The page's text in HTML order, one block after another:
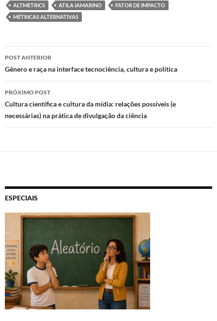
d
n
b
o
k
s
p
p
ALTMETRICS ATILA IAMARINO
FATOR DE IMPACTO
MÉTRICAS ALTERNATIVAS
Navegação
de
posts
POST ANTERIOR
Gênero e raça na interface tecnociência, cultura e política
PRÓXIMO POST
Cultura científica e cultura da mídia: relações possíveis (e
necessárias) na prática de divulgação da ciência
ESPECIAIS